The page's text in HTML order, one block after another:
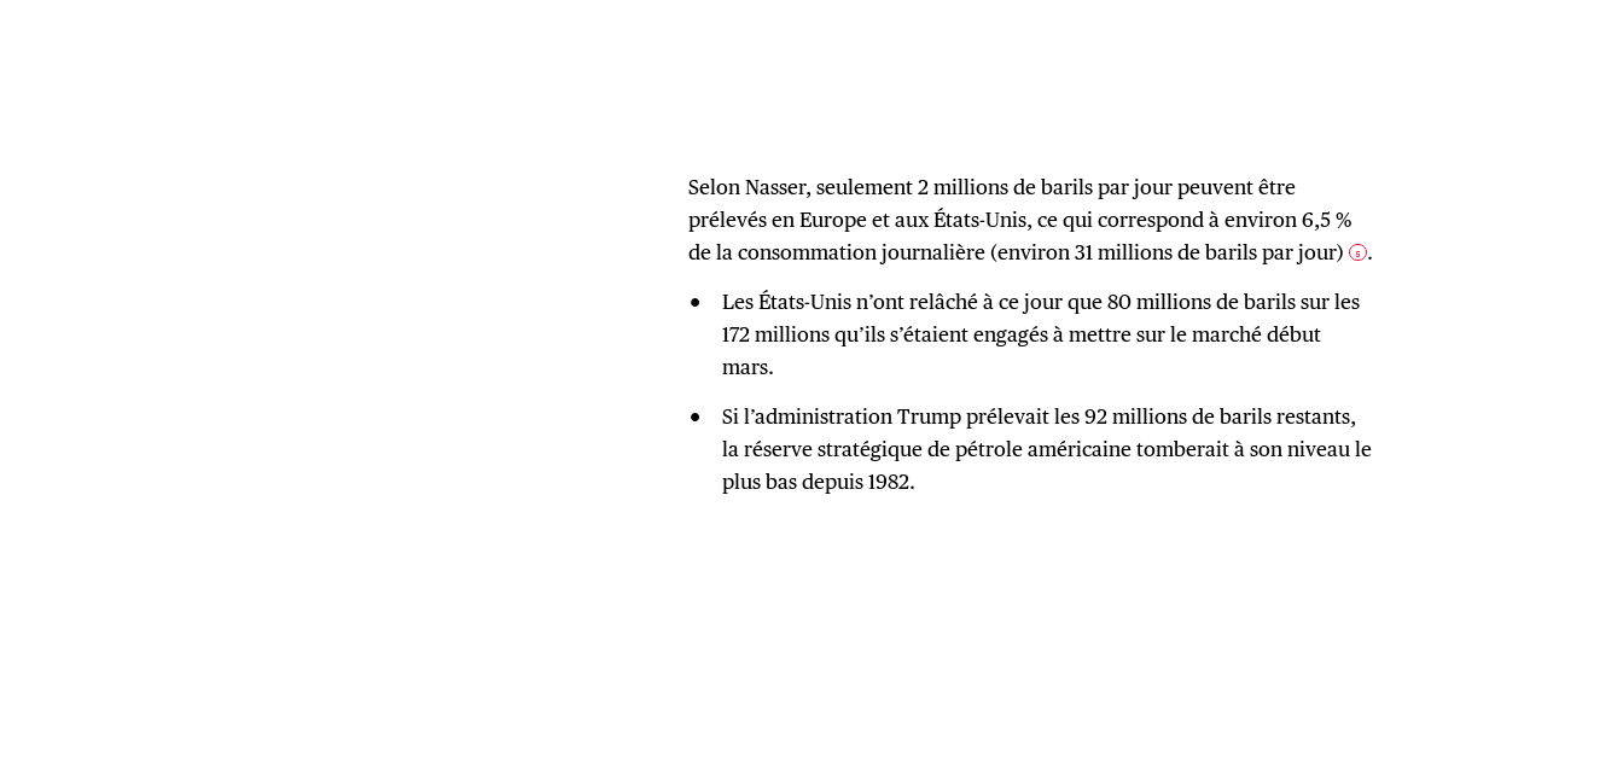
Selon Nasser, seulement 2 millions de barils par jour peuvent être
prélevés en Europe et aux États-Unis, ce qui correspond à environ 6,5 %
de la consommation journalière (environ 31 millions de barils par jour) 5 .
Les États-Unis n’ont relâché à ce jour que 80 millions de barils sur les
172 millions qu’ils s’étaient engagés à mettre sur le marché début
mars.
Si l’administration Trump prélevait les 92 millions de barils restants,
la réserve stratégique de pétrole américaine tomberait à son niveau le
plus bas depuis 1982.